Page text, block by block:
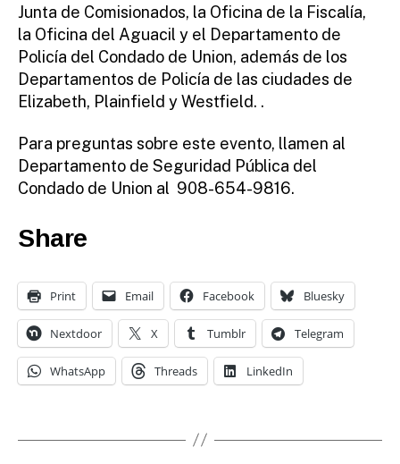
Junta de Comisionados, la Oficina de la Fiscalía,
la Oficina del Aguacil y el Departamento de
Policía del Condado de Union, además de los
Departamentos de Policía de las ciudades de
Elizabeth, Plainfield y Westfield. .
Para preguntas sobre este evento, llamen al
Departamento de Seguridad Pública del
Condado de Union al 908-654-9816.
Share
Print Email Facebook Bluesky
Nextdoor X Tumblr Telegram
WhatsApp Threads LinkedIn